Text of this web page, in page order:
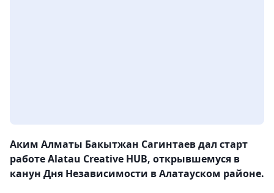
Аким Алматы Бакытжан Сагинтаев дал старт
работе Alatau Creative HUB, открывшемуся в
канун Дня Независимости в Алатауском районе.